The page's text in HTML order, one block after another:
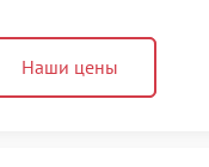
Наши цены